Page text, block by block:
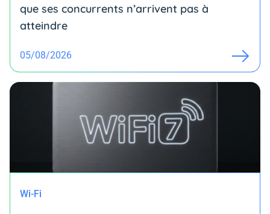
que ses concurrents n’arrivent pas à
atteindre
05/08/2026
Wi-Fi